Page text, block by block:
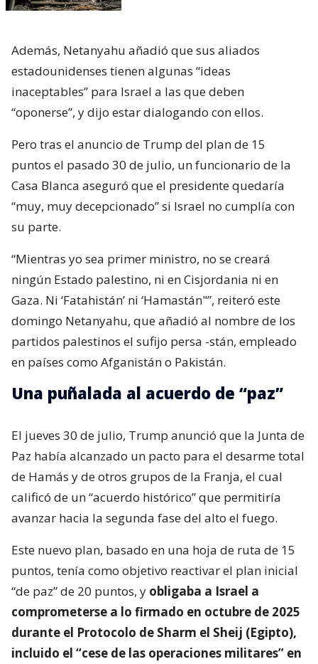
Además, Netanyahu añadió que sus aliados
estadounidenses tienen algunas “ideas
inaceptables” para Israel a las que deben
“oponerse”, y dijo estar dialogando con ellos.
Pero tras el anuncio de Trump del plan de 15
puntos el pasado 30 de julio, un funcionario de la
Casa Blanca aseguró que el presidente quedaría
“muy, muy decepcionado” si Israel no cumplía con
su parte.
“Mientras yo sea primer ministro, no se creará
ningún Estado palestino, ni en Cisjordania ni en
Gaza. Ni ‘Fatahistán’ ni ‘Hamastán"”, reiteró este
domingo Netanyahu, que añadió al nombre de los
partidos palestinos el sufijo persa -stán, empleado
en países como Afganistán o Pakistán.
Una puñalada al acuerdo de “paz”
El jueves 30 de julio, Trump anunció que la Junta de
Paz había alcanzado un pacto para el desarme total
de Hamás y de otros grupos de la Franja, el cual
calificó de un “acuerdo histórico” que permitiría
avanzar hacia la segunda fase del alto el fuego.
Este nuevo plan, basado en una hoja de ruta de 15
puntos, tenía como objetivo reactivar el plan inicial
“de paz” de 20 puntos, y obligaba a Israel a
comprometerse a lo firmado en octubre de 2025
durante el Protocolo de Sharm el Sheij (Egipto),
incluido el “cese de las operaciones militares” en